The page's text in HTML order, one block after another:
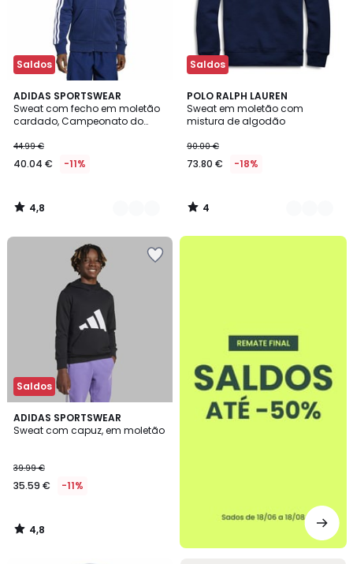
Saldos
ADIDAS SPORTSWEAR
Sweat com fecho em moletão
cardado, Campeonato do
44.99 €
40.04 € -11%
4,8
/ 5
2
Cores
4,8
/
Saldos
POLO RALPH LAUREN
Sweat em moletão com
mistura de algodão
90.00 €
73.80 € -18%
4
/
5
3
Cores
4
/
Saldos
ADIDAS SPORTSWEAR
Sweat com capuz, em moletão
39.99 €
35.59 € -11%
4,8
/ 5
4,8
/
até